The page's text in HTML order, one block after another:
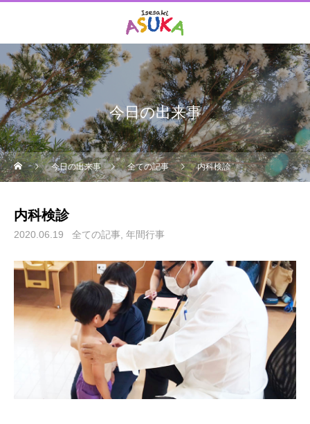
今日の出来事
今日の出来事 全ての記事 内科検診
内科検診
2020.06.19 全ての記事 年間行事